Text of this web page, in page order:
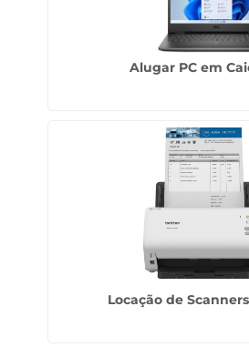
Alugar PC em
Locação de